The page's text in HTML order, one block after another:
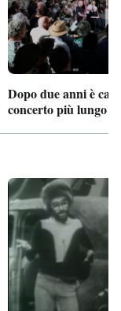
Dopo due anni è
concerto più lungo